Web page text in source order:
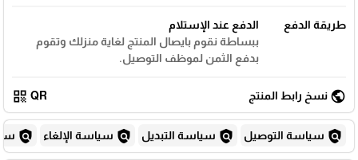
طريقة الدفع
الدفع عند الإستلام
ببساطة نقوم بايصال المنتج لغاية منزلك وتقوم
بدفع الثمن لموظف التوصيل.
public نسخ رابط المنتج QR
qr_code
policy سياسة التوصيل policy سياسة التبديل policy سياسة الإلغاء policy